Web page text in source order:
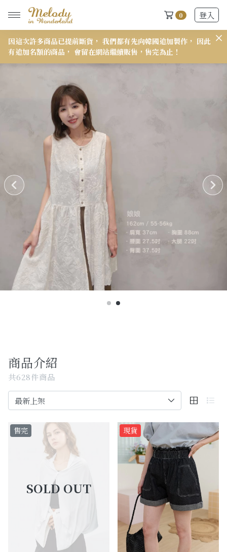
0 登入
New Arrivals
2026 S/S-03 盛夏新品
618快閃新品最後現貨
2026 S/S-02 最後現貨
2026 S/S-01 最後現貨
施華洛世奇水晶飾品區
Past Collections
全部
現貨專區-可快速出貨
C字頭商品- 防曬披肩/好穿內衣
最新消息
訂單查詢
關於我們
Facebook粉絲專頁
Facebook社團
Instagram
因這次許多商品已提前斷貨， 我們都有先向韓國追加製作， 因此
有追加名額的商品， 會留在網站繼續販售，售完為止！
商品介紹
共628件商品
售完 現貨